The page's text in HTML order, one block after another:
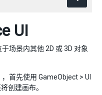
UI
场景内其他 2D 或 3D 对象
首先使用 GameObject > UI
创建画布。